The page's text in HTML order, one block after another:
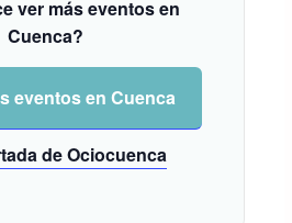
ver más eventos en
Cuenca?
eventos en Cuenca
de Ociocuenca